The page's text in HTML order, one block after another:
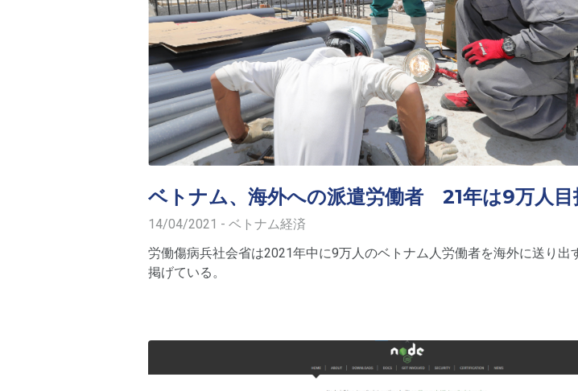
ベトナム、海外への派遣労働者 21年は9万人目
14/04/2021 - ベトナム経済
労働傷病兵社会省は2021年中に9万人のベトナム人労働者を海外に送り出
掲げている。